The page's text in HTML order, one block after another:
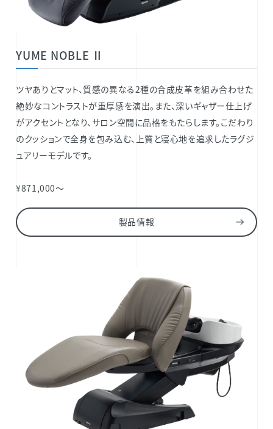
YUME NOBLE Ⅱ
ツヤありとマット、質感の異なる2種の合成皮革を組み合わせた
絶妙なコントラストが重厚感を演出。また、深いギャザー仕上げ
がアクセントとなり、サロン空間に品格をもたらします。こだわり
のクッションで全身を包み込む、上質と寝心地を追求したラグジ
ュアリーモデルです。
¥871,000～
製品情報